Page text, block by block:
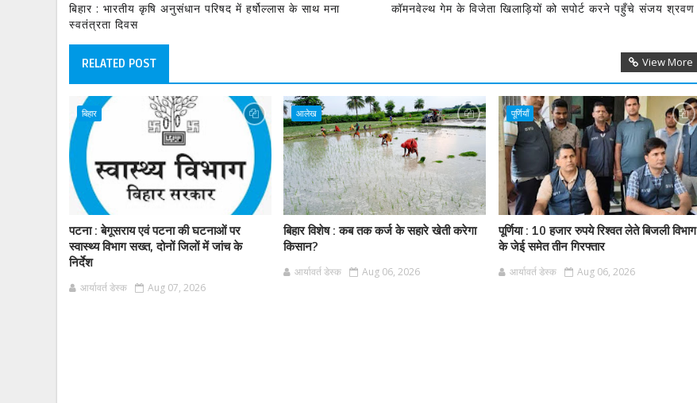
बिहार : भारतीय कृषि अनुसंधान परिषद में हर्षोल्लास के साथ मना
स्वतंत्रता दिवस
कॉमनवेल्थ गेम के विजेता खिलाड़ियों को सपोर्ट करने पहुँचे संजय श्रवण
RELATED POST View More
बिहार
पटना : बेगूसराय एवं पटना की घटनाओं पर
स्वास्थ्य विभाग सख्त, दोनों जिलों में जांच के
निर्देश
आर्यावर्त डेस्क Aug 07, 2026
आलेख
बिहार विशेष : कब तक कर्ज के सहारे खेती करेगा
किसान?
आर्यावर्त डेस्क Aug 06, 2026
पूर्णियाँ
पूर्णिया : 10 हजार रुपये रिश्वत लेते बिजली विभाग
के जेई समेत तीन गिरफ्तार
आर्यावर्त डेस्क Aug 06, 2026